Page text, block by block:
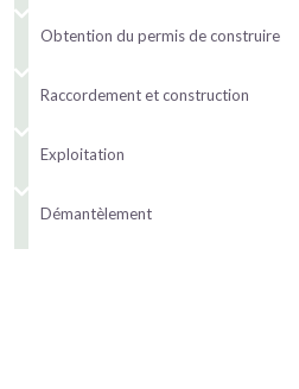
Obtention du permis de construire
Raccordement et construction
Exploitation
Démantèlement